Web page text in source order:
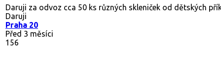
Daruji za odvoz cca 50 ks různých skleniček od dětských
Daruji
Praha 20
Před 3 měsíci
156